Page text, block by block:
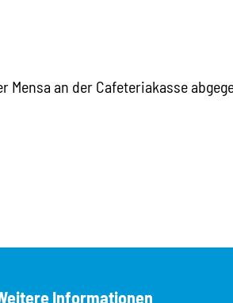
an der Cafeteriakasse
Informationen